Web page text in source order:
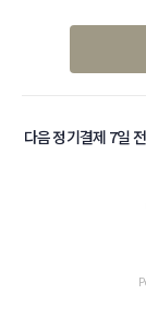
다음 정기결제 7일